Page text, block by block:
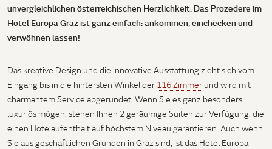
unvergleichlichen österreichischen Herzlichkeit. Das Prozedere im
Hotel Europa Graz ist ganz einfach: ankommen, einchecken und
verwöhnen lassen!
Das kreative Design und die innovative Ausstattung zieht sich vom
Eingang bis in die hintersten Winkel der 116 Zimmer und wird mit
charmantem Service abgerundet. Wenn Sie es ganz besonders
luxuriös mögen, stehen Ihnen 2 geräumige Suiten zur Verfügung, die
einen Hotelaufenthalt auf höchstem Niveau garantieren. Auch wenn
Sie aus geschäftlichen Gründen in Graz sind, ist das Hotel Europa